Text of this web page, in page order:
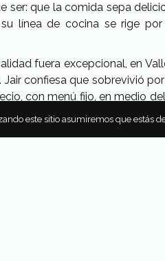
que la comida sepa
línea de cocina se rige
fuera excepcional, en
confiesa que sobrevivió
con menú fijo, en medio
de hacer lo que hago”,
toda la historia, podría
este sitio asumiremos que estás